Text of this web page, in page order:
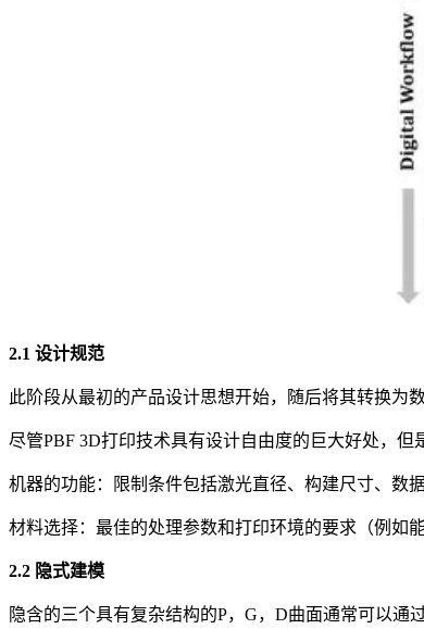
2.1 设计规范
此阶段从最初的产品设计思想开始，随后将其转换为
尽管PBF 3D打印技术具有设计自由度的巨大好处，
机器的功能：限制条件包括激光直径、构建尺寸、数
材料选择：最佳的处理参数和打印环境的要求（例如
2.2 隐式建模
隐含的三个具有复杂结构的P，G，D曲面通常可以通